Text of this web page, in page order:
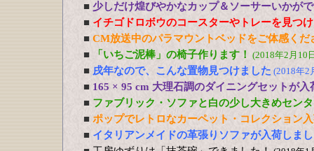
■ 少しだけ煌びやかなカップ＆ソーサーいかが
■ イチゴドロボウのコースターやトレーを見つ
■ CM放送中のパラマウントベッドをご体感くだ
■
「いちご泥棒」の椅子作ります！ (2018年2月10
■ 戌年なので、こんな置物見つけました (2018年2
■ 165 × 95 cm 大理石調のダイニングセットが入
■ ファブリック・ソファと白の少し大きめセン
■ ポップでレトロなカーペット・コレクション
■ イタリアンメイドの革張りソファが入荷しま